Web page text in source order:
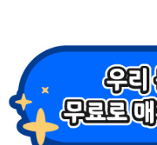
워터